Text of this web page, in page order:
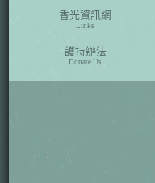
香光資訊網
Links
護持辦法
Donate Us